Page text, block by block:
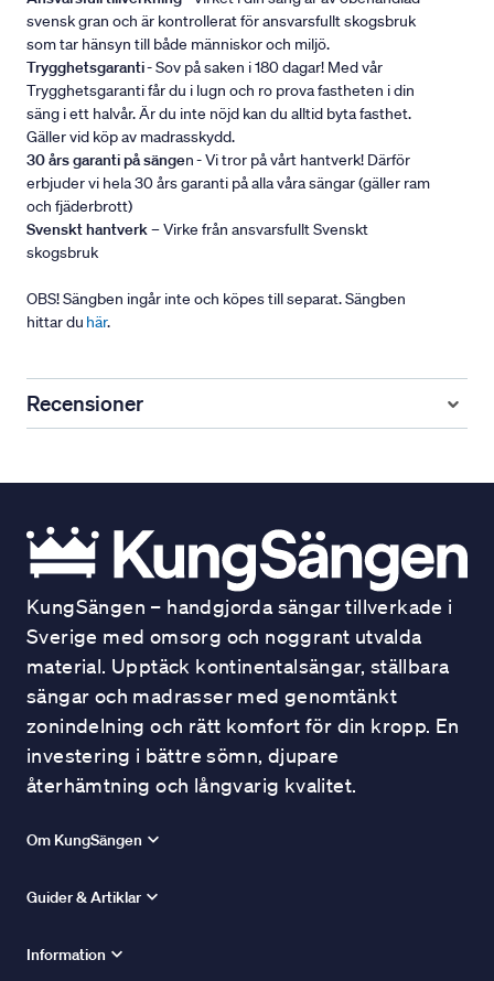
svensk gran och är kontrollerat för ansvarsfullt skogsbruk
som tar hänsyn till både människor och miljö.
Trygghetsgaranti- Sov på saken i 180 dagar! Med vår
Trygghetsgaranti får du i lugn och ro prova fastheten i din
säng i ett halvår. Är du inte nöjd kan du alltid byta fasthet.
Gäller vid köp av madrasskydd.
30 års garanti på sängen - Vi tror på vårt hantverk! Därför
erbjuder vi hela 30 års garanti på alla våra sängar (gäller ram
och fjäderbrott)
Svenskt hantverk– Virke från ansvarsfullt Svenskt
skogsbruk
OBS! Sängben ingår inte och köpes till separat. Sängben
hittar du här.
Recensioner
KungSängen – handgjorda sängar tillverkade i
Sverige med omsorg och noggrant utvalda
material. Upptäck kontinentalsängar, ställbara
sängar och madrasser med genomtänkt
zonindelning och rätt komfort för din kropp. En
investering i bättre sömn, djupare
återhämtning och långvarig kvalitet.
Om KungSängen
Guider & Artiklar
Information